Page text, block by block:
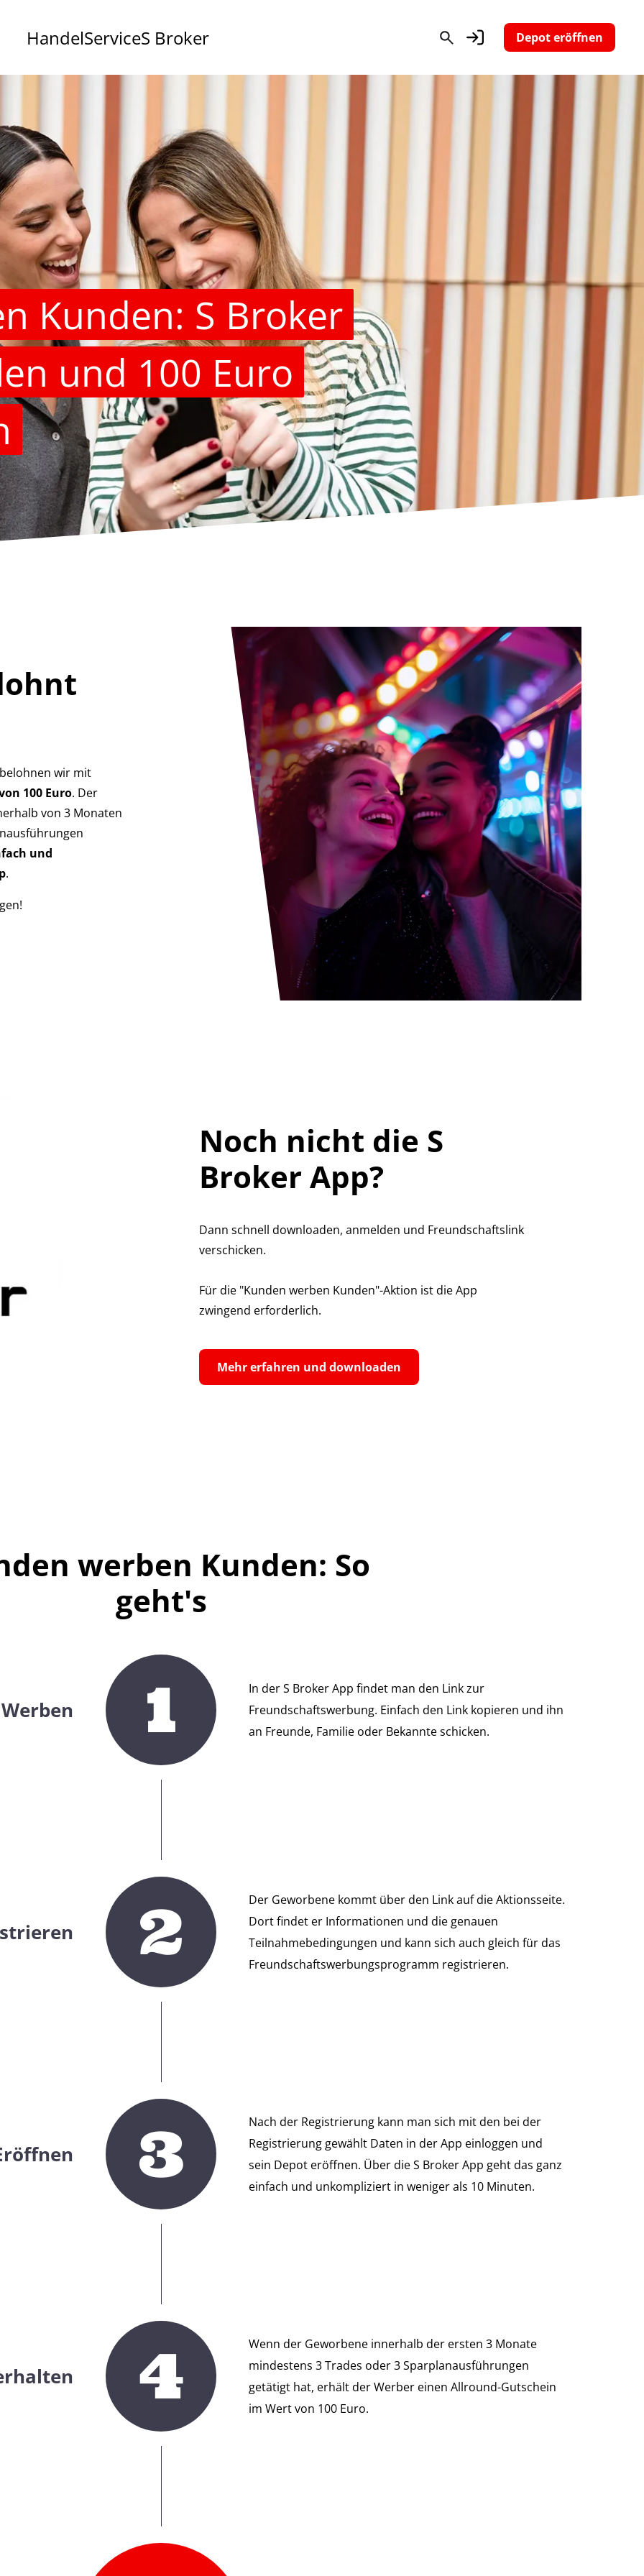
HandelServiceS Broker Depot eröffnen
Kunden: S Broker
und 100 Euro
wir mit
100 Euro. Der
von 3 Monaten
und
.
Noch nicht die S
Broker App?
Dann schnell downloaden, anmelden und Freundschaftslink
verschicken.
Für die "Kunden werben Kunden"-Aktion ist die App
zwingend erforderlich.
Mehr erfahren und downloaden
werben Kunden: So
geht's
Werben 1
In der S Broker App findet man den Link zur
Freundschaftswerbung. Einfach den Link kopieren und ihn
an Freunde, Familie oder Bekannte schicken.
2
Der Geworbene kommt über den Link auf die Aktionsseite.
Dort findet er Informationen und die genauen
Teilnahmebedingungen und kann sich auch gleich für das
Freundschaftswerbungsprogramm registrieren.
3
Nach der Registrierung kann man sich mit den bei der
Registrierung gewählt Daten in der App einloggen und
sein Depot eröffnen. Über die S Broker App geht das ganz
einfach und unkompliziert in weniger als 10 Minuten.
4
Wenn der Geworbene innerhalb der ersten 3 Monate
mindestens 3 Trades oder 3 Sparplanausführungen
getätigt hat, erhält der Werber einen Allround-Gutschein
im Wert von 100 Euro.